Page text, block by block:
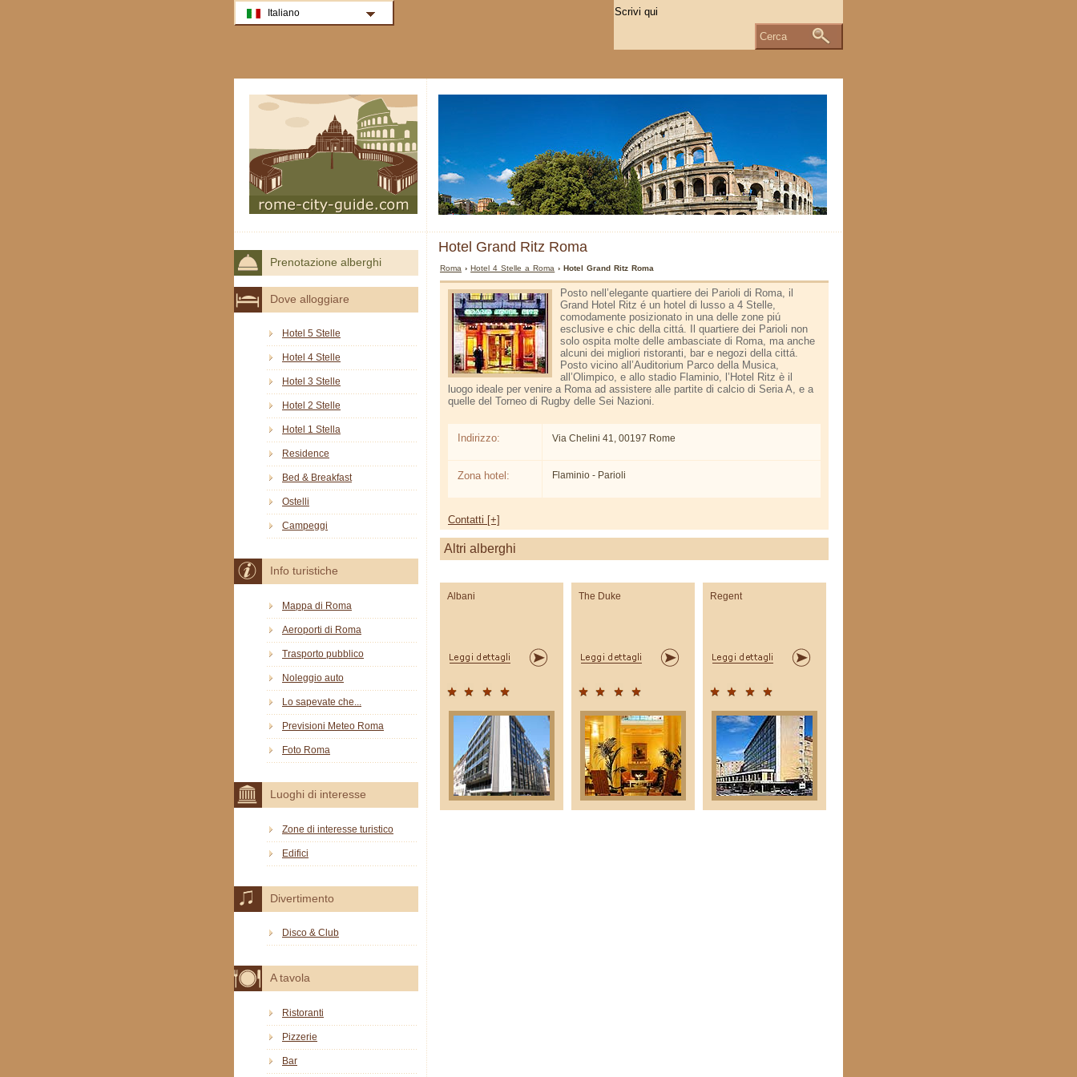
Hotel Grand Ritz Roma
Roma ›Hotel 4 Stelle a Roma › Hotel Grand Ritz Roma
Posto nell’elegante quartiere dei Parioli di Roma, il
Grand Hotel Ritz é un hotel di lusso a 4 Stelle,
comodamente posizionato in una delle zone piú
esclusive e chic della cittá. Il quartiere dei Parioli non
solo ospita molte delle ambasciate di Roma, ma anche
alcuni dei migliori ristoranti, bar e negozi della cittá.
Posto vicino all’Auditorium Parco della Musica,
all’Olimpico, e allo stadio Flaminio, l’Hotel Ritz è il
luogo ideale per venire a Roma ad assistere alle partite di calcio di Seria A, e a
quelle del Torneo di Rugby delle Sei Nazioni.
Indirizzo: Via Chelini 41, 00197 Rome
Zona hotel: Flaminio - Parioli
Contatti [+]
Altri alberghi
Albani The Duke Regent
Prenotazione alberghi
Dove alloggiare
Hotel 5 Stelle
Hotel 4 Stelle
Hotel 3 Stelle
Hotel 2 Stelle
Hotel 1 Stella
Residence
Bed & Breakfast
Ostelli
Campeggi
Info turistiche
Mappa di Roma
Aeroporti di Roma
Trasporto pubblico
Noleggio auto
Lo sapevate che...
Previsioni Meteo Roma
Foto Roma
Luoghi di interesse
Zone di interesse turistico
Edifici
Divertimento
Disco & Club
A tavola
Ristoranti
Pizzerie
Bar
Italiano
Cerca